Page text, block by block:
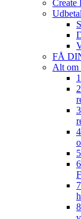
Create
FÅ
Alt om